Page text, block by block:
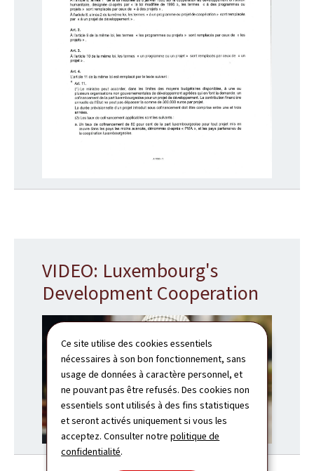
Ce site utilise des cookies essentiels
nécessaires à son bon fonctionnement, sans
usage de données à caractère personnel, et
ne pouvant pas être refusés. Des cookies non
essentiels sont utilisés à des fins statistiques
et seront activés uniquement si vous les
acceptez. Consulter notrepolitique de
confidentialité.
VIDEO: Luxembourg's
Development Cooperation